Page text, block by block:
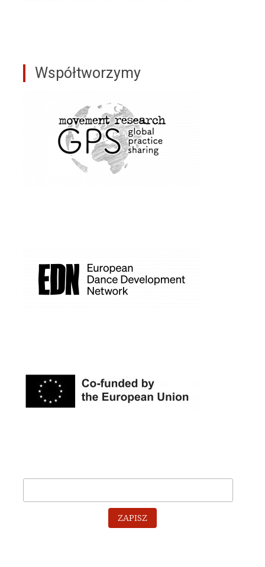
Współtworzymy
ZAPISZ